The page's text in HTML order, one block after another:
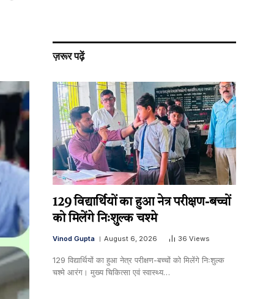
ज़रूर पढ़ें
129 विद्यार्थियों का हुआ नेत्र परीक्षण-बच्चों
को मिलेंगे निःशुल्क चश्मे
Vinod Gupta August 6, 2026 36 Views
129 विद्यार्थियों का हुआ नेत्र परीक्षण-बच्चों को मिलेंगे निःशुल्क
चश्मे आरंग। मुख्य चिकित्सा एवं स्वास्थ्य…